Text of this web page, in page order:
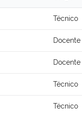
Técnico
Docente
Docente
Técnico
Técnico